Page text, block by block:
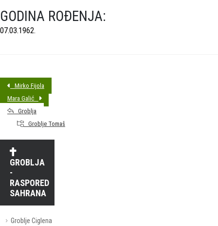
GODINA ROĐENJA:
07.03.1962.
Mirko Fijola
Mara Galić
Groblja
Groblje Tomaš
GROBLJA
-
RASPORED
SAHRANA
Groblje Ciglena